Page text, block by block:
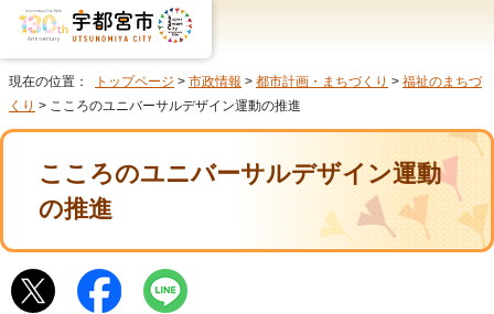
現在の位置： トップページ > 市政情報 > 都市計画・まちづくり > 福祉のまちづ
くり > こころのユニバーサルデザイン運動の推進
こころのユニバーサルデザイン運動
の推進